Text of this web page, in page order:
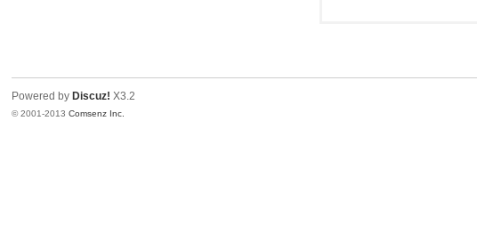
Powered by Discuz! X3.2
© 2001-2013Comsenz Inc.